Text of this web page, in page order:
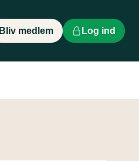
Bliv medlem Log ind